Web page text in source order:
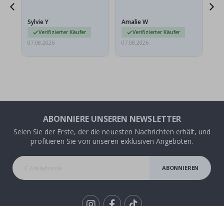
sie…
Sylvie Y
Verifizierter Käufer
07.08.2026
Amalie W
Verifizierter Käufer
07.08.2026
ABONNIERE UNSEREN NEWSLETTER
Seien Sie der Erste, der die neuesten Nachrichten erhält, und
profitieren Sie von unseren exklusiven Angeboten.
ABONNIEREN